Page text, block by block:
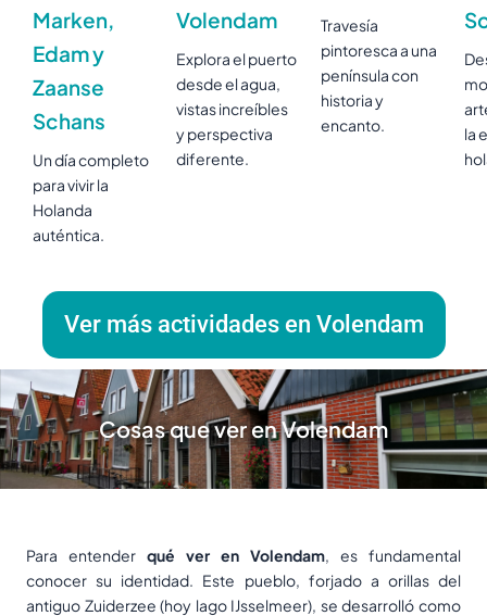
Marken,
Edam y
Zaanse
Schans
Un día completo
para vivir la
Holanda
auténtica.
Volendam
Explora el puerto
desde el agua,
vistas increíbles
y perspectiva
diferente.
Travesía
pintoresca a una
península con
historia y
encanto.
la
Ver más actividades en Volendam
Cosas que ver en Volendam
Para entender qué ver en Volendam, es fundamental
conocer su identidad. Este pueblo, forjado a orillas del
antiguo Zuiderzee (hoy lago IJsselmeer), se desarrolló como